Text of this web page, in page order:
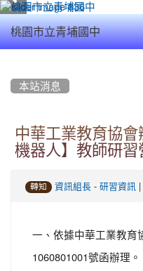
桃園市立青埔國中
本站消息
中華工業教育協
機器人】教師研習
轉知 資訊組長 - 研習資訊
一、依據中華工業教育
1060801001號函辦理。